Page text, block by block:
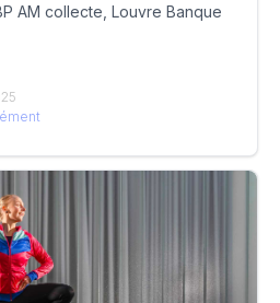
AM collecte, Louvre Banque